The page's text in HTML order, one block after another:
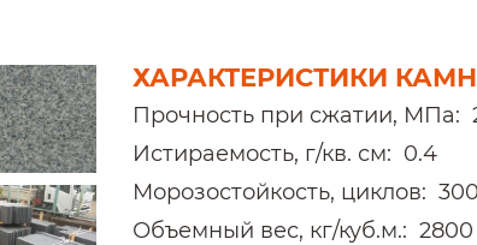
ХАРАКТЕРИСТИКИ
Прочность при сжатии, МПа:
Истираемость, г/кв. см: 0.4
Морозостойкость, циклов: 300
Объемный вес, кг/куб.м.: 2800